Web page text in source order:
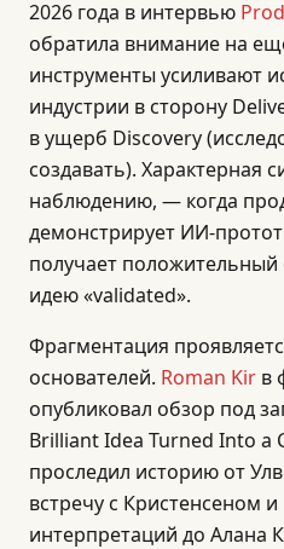
2026 года в интервью
обратила внимание на
инструменты усиливают
индустрии в сторону
в ущерб Discovery
создавать). Характерная
наблюдению, — когда
демонстрирует ИИ-
получает положительный
идею «validated».
Фрагментация
основателей. Roman Kir в
опубликовал обзор под
Brilliant Idea Turned Into a
проследил историю от
встречу с Кристенсеном
интерпретаций до Алана